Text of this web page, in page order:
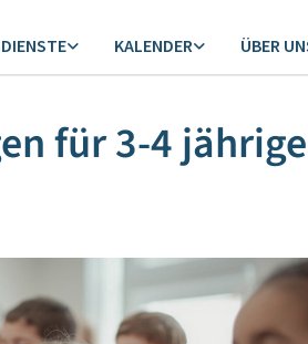
KALENDER ÜBER
für 3-4 jährige